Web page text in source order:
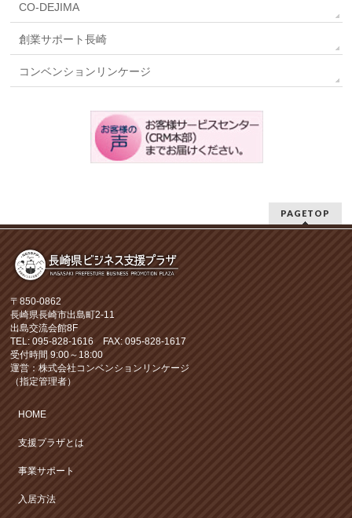
CO-DEJIMA
創業サポート長崎
コンベンションリンケージ
PAGETOP
〒850-0862
長崎県長崎市出島町2-11
出島交流会館8F
TEL: 095-828-1616 FAX: 095-828-1617
受付時間 9:00～18:00
運営：株式会社コンベンションリンケージ
（指定管理者）
HOME
支援プラザとは
事業サポート
入居方法